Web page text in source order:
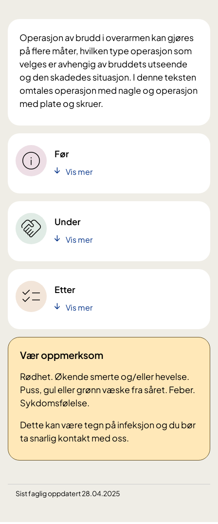
Operasjon av brudd i overarmen kan gjøres
på flere måter, hvilken type operasjon som
velges er avhengig av bruddets utseende
og den skadedes situasjon. I denne teksten
omtales operasjon med nagle og operasjon
med plate og skruer.
Før
Vis mer
Under
Vis mer
Etter
Vis mer
Vær oppmerksom
Rødhet. Økende smerte og/eller hevelse.
Puss, gul eller grønn væske fra såret. Feber.
Sykdomsfølelse.
Dette kan være tegn på infeksjon og du bør
ta snarlig kontakt med oss.
Sist faglig oppdatert 28.04.2025